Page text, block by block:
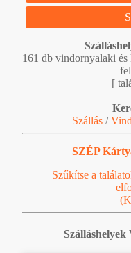
161 db vindornyalaki és
[
Szállás /
SZÉP
Szűkítse a